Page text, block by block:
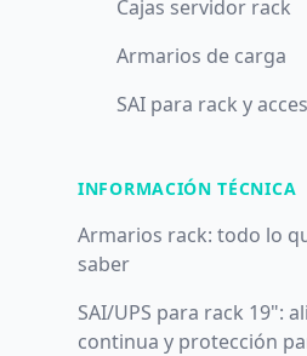
Cajas servidor rack
Armarios de carga
SAI para rack y
INFORMACIÓN TÉCNICA
Armarios rack: todo lo
saber
SAI/UPS para rack 19":
continua y protección